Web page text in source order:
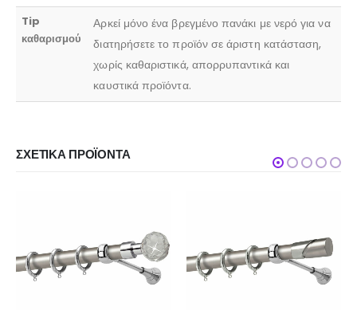
Tip
καθαρισμού
Αρκεί μόνο ένα βρεγμένο πανάκι με νερό για να
διατηρήσετε το προϊόν σε άριστη κατάσταση,
χωρίς καθαριστικά, απορρυπαντικά και
καυστικά προϊόντα.
ΣΧΕΤΙΚΆ ΠΡΟΪΌΝΤΑ